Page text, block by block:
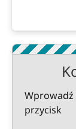
przycisk